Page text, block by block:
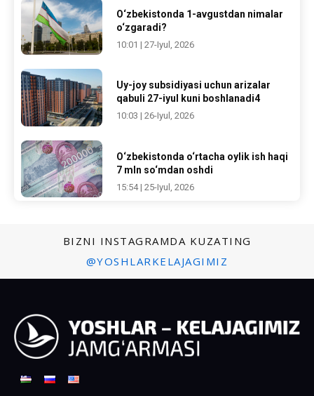
O‘zbekistonda 1-avgustdan nimalar
o‘zgaradi?
10:01 | 27-Iyul, 2026
Uy-joy subsidiyasi uchun arizalar
qabuli 27-iyul kuni boshlanadi4
10:03 | 26-Iyul, 2026
O‘zbekistonda o‘rtacha oylik ish haqi
7 mln so‘mdan oshdi
15:54 | 25-Iyul, 2026
BIZNI INSTAGRAMDA KUZATING
@YOSHLARKELAJAGIMIZ